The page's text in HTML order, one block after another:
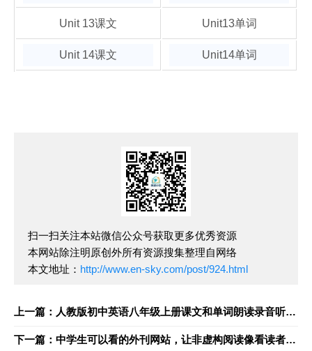
Unit 13课文 Unit13单词
Unit 14课文 Unit14单词
扫一扫关注本站微信公众号获取更多优秀资源
本网站除注明原创外所有资源搜集整理自网络
本文地址： http://www.en-sky.com/post/924.html
上一篇：人教版初中英语八年级上册课文和单词朗读录音听力mp3在线听+电子课本（完整版）
下一篇：中学生可以看的外刊网站，让非虚构阅读像看读者一样简单